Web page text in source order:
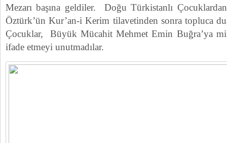
Mezarı başına geldiler. Doğu Türkistanlı
Öztürk’ün Kur’an-i Kerim tilavetinden sonra topluca
Çocuklar, Büyük Mücahit Mehmet Emin Buğra’ya
ifade etmeyi unutmadılar.